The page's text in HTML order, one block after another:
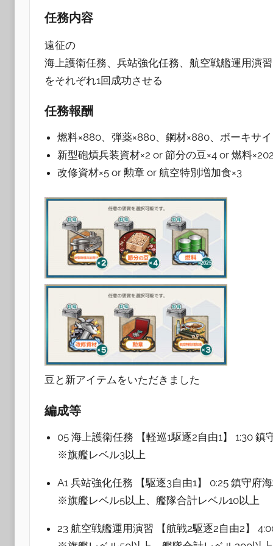
任務内容
遠征の
海上護衛任務、兵站強化任務、航空戦艦運用演
をそれぞれ1回成功させる
任務報酬
燃料×880、弾薬×880、鋼材×880、ボーキサ
新型砲熕兵装資材×2 or 節分の豆×4 or 燃料
改修資材×5 or 勲章 or 航空特別増加食×3
豆と新アイテムをいただきました
編成等
05 海上護衛任務 【軽巡1駆逐2自由1】 1:30 鎮
※旗艦レベル3以上
A1 兵站強化任務 【駆逐3自由1】 0:25 鎮守府
※旗艦レベル5以上、艦隊合計レベル10以上
23 航空戦艦運用演習 【航戦2駆逐2自由2】